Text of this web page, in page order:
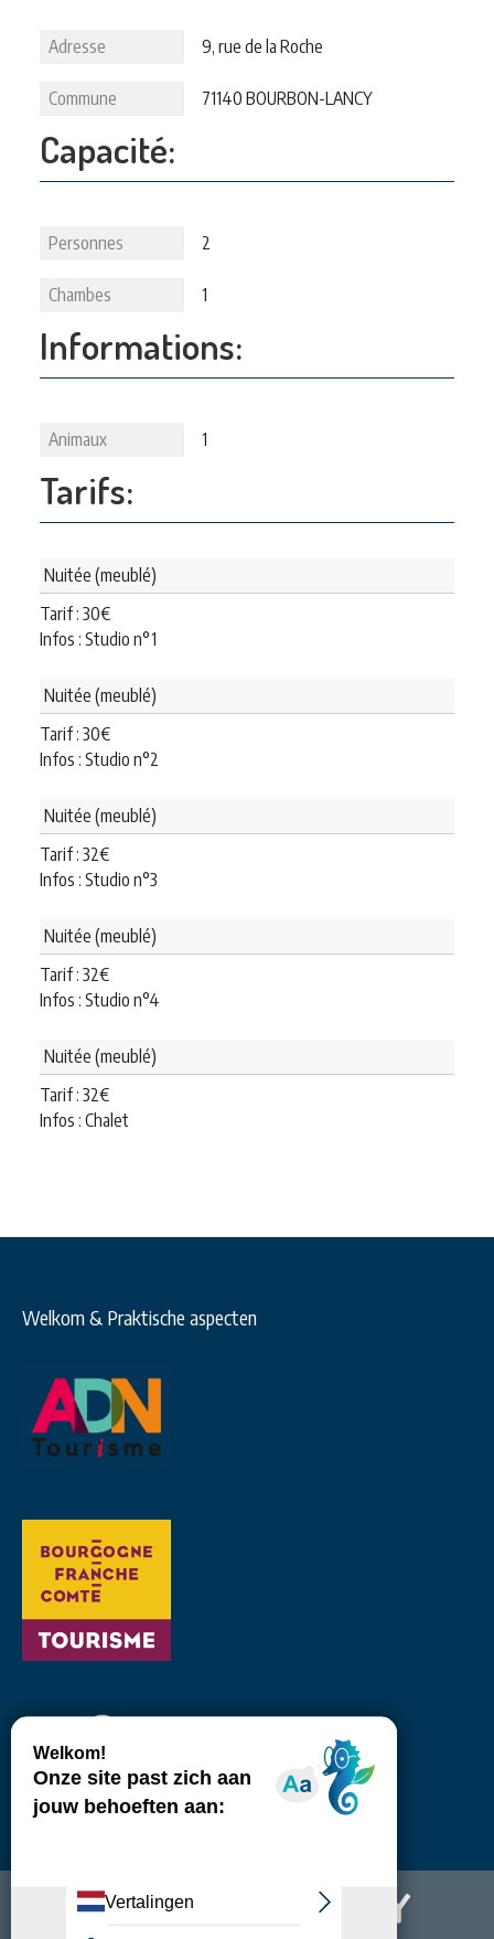
Adresse 9, rue de la Roche
Commune 71140 BOURBON-LANCY
Capacité:
Personnes 2
Chambes 1
Informations:
Animaux 1
Tarifs:
Nuitée (meublé)
Tarif : 30€
Infos : Studio n°1
Nuitée (meublé)
Tarif : 30€
Infos : Studio n°2
Nuitée (meublé)
Tarif : 32€
Infos : Studio n°3
Nuitée (meublé)
Tarif : 32€
Infos : Studio n°4
Nuitée (meublé)
Tarif : 32€
Infos : Chalet
Welkom & Praktische aspecten